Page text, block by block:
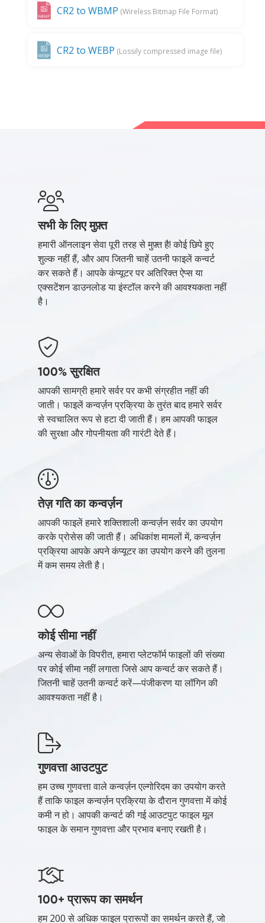
CR2 to WBMP (Wireless Bitmap File Format)
CR2 to WEBP (Lossily compressed image file)
सभी के लिए मुफ़्त
हमारी ऑनलाइन सेवा पूरी तरह से मुफ़्त है! कोई छिपे हुए
शुल्क नहीं हैं, और आप जितनी चाहें उतनी फाइलें कन्वर्ट
कर सकते हैं। आपके कंप्यूटर पर अतिरिक्त ऐप्स या
एक्सटेंशन डाउनलोड या इंस्टॉल करने की आवश्यकता नहीं
है।
100% सुरक्षित
आपकी सामग्री हमारे सर्वर पर कभी संग्रहीत नहीं की
जाती। फाइलें कन्वर्ज़न प्रक्रिया के तुरंत बाद हमारे सर्वर
से स्वचालित रूप से हटा दी जाती हैं। हम आपकी फाइल
की सुरक्षा और गोपनीयता की गारंटी देते हैं।
तेज़ गति का कन्वर्ज़न
आपकी फाइलें हमारे शक्तिशाली कन्वर्ज़न सर्वर का उपयोग
करके प्रोसेस की जाती हैं। अधिकांश मामलों में, कन्वर्ज़न
प्रक्रिया आपके अपने कंप्यूटर का उपयोग करने की तुलना
में कम समय लेती है।
कोई सीमा नहीं
अन्य सेवाओं के विपरीत, हमारा प्लेटफॉर्म फाइलों की संख्या
पर कोई सीमा नहीं लगाता जिसे आप कन्वर्ट कर सकते हैं।
जितनी चाहें उतनी कन्वर्ट करें—पंजीकरण या लॉगिन की
आवश्यकता नहीं है।
गुणवत्ता आउटपुट
हम उच्च गुणवत्ता वाले कन्वर्ज़न एल्गोरिदम का उपयोग करते
हैं ताकि फाइल कन्वर्ज़न प्रक्रिया के दौरान गुणवत्ता में कोई
कमी न हो। आपकी कन्वर्ट की गई आउटपुट फाइल मूल
फाइल के समान गुणवत्ता और प्रभाव बनाए रखती है।
100+ प्रारूप का समर्थन
हम 200 से अधिक फाइल प्रारूपों का समर्थन करते हैं, जो